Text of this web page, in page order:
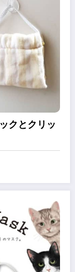
クとクリッ